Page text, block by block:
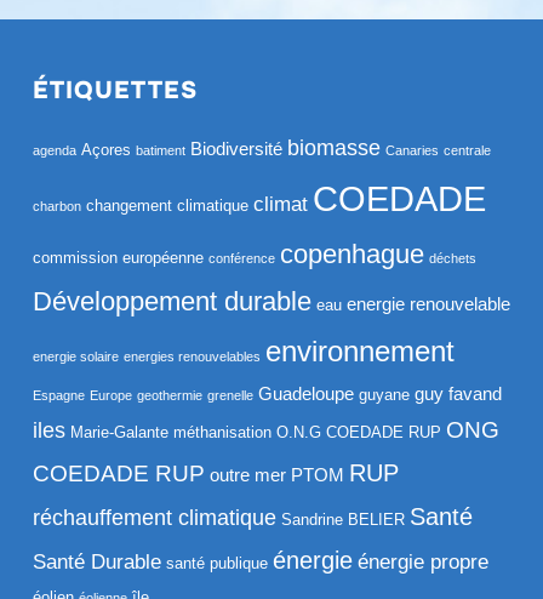
ÉTIQUETTES
agenda Açores batiment Biodiversité biomasse Canaries centrale
charbon changement climatique climat COEDADE
commission européenne conférence copenhague déchets
Développement durable eau energie renouvelable
energie solaire energies renouvelables environnement
Espagne Europe geothermie grenelle Guadeloupe guyane guy favand
iles Marie-Galante méthanisation O.N.G COEDADE RUP ONG
COEDADE RUP outre mer PTOM RUP
réchauffement climatique Sandrine BELIER Santé
Santé Durable santé publique énergie énergie propre